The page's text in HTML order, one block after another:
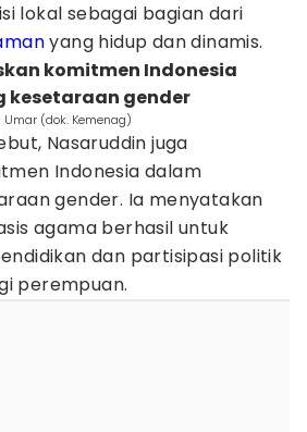
lokal sebagai bagian dari
yang hidup dan dinamis.
komitmen Indonesia
kesetaraan gender
(dok. Kemenag)
Nasaruddin juga
Indonesia dalam
gender. Ia menyatakan
agama berhasil untuk
dan partisipasi politik
perempuan.